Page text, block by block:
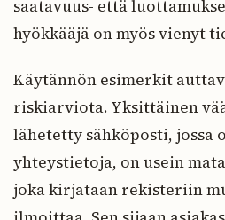
saatavuus- että
hyökkääjä on myös vienyt
Käytännön esimerkit
riskiarviota. Yksittäinen
lähetetty sähköposti, jossa
yhteystietoja, on usein
joka kirjataan rekisteriin